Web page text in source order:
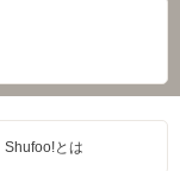
Shufoo!とは